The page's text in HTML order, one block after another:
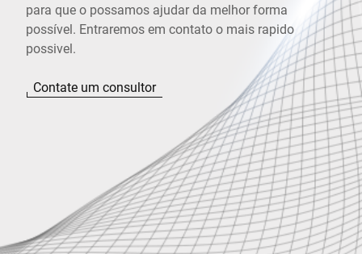
para que o possamos ajudar da melhor forma
possível. Entraremos em contato o mais rapido
possivel.
Contate um consultor